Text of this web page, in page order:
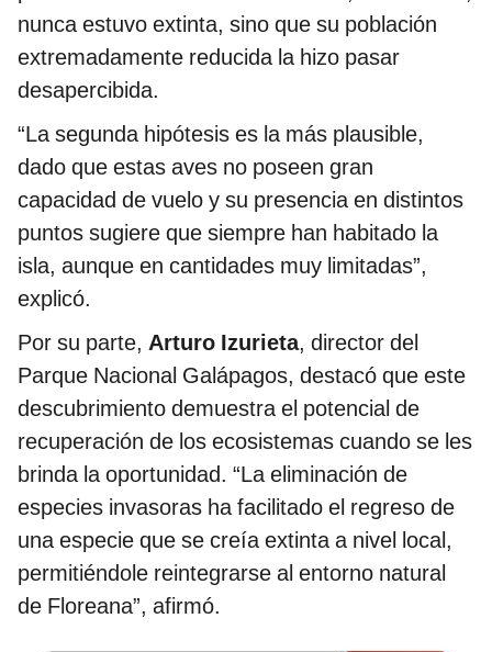
nunca estuvo extinta, sino que su población
extremadamente reducida la hizo pasar
desapercibida.
“La segunda hipótesis es la más plausible,
dado que estas aves no poseen gran
capacidad de vuelo y su presencia en distintos
puntos sugiere que siempre han habitado la
isla, aunque en cantidades muy limitadas”,
explicó.
Por su parte, Arturo Izurieta, director del
Parque Nacional Galápagos, destacó que este
descubrimiento demuestra el potencial de
recuperación de los ecosistemas cuando se les
brinda la oportunidad. “La eliminación de
especies invasoras ha facilitado el regreso de
una especie que se creía extinta a nivel local,
permitiéndole reintegrarse al entorno natural
de Floreana”, afirmó.